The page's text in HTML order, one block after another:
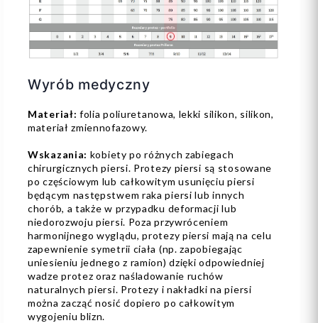
Wyrób medyczny
Materiał: folia poliuretanowa, lekki silikon, silikon,
materiał zmiennofazowy.
Wskazania: kobiety po różnych zabiegach
chirurgicznych piersi. Protezy piersi są stosowane
po częściowym lub całkowitym usunięciu piersi
będącym następstwem raka piersi lub innych
chorób, a także w przypadku deformacji lub
niedorozwoju piersi. Poza przywróceniem
harmonijnego wyglądu, protezy piersi mają na celu
zapewnienie symetrii ciała (np. zapobiegając
uniesieniu jednego z ramion) dzięki odpowiedniej
wadze protez oraz naśladowanie ruchów
naturalnych piersi. Protezy i nakładki na piersi
można zacząć nosić dopiero po całkowitym
wygojeniu blizn.